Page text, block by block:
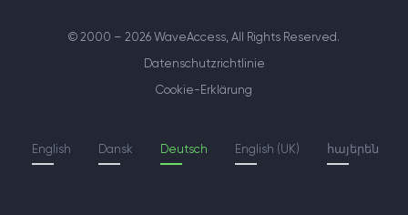
հայերեն
English (UK)
Deutsch
Dansk
English
© 2000 – 2026 WaveAccess, All Rights Reserved.
Datenschutzrichtlinie
Cookie-Erklärung